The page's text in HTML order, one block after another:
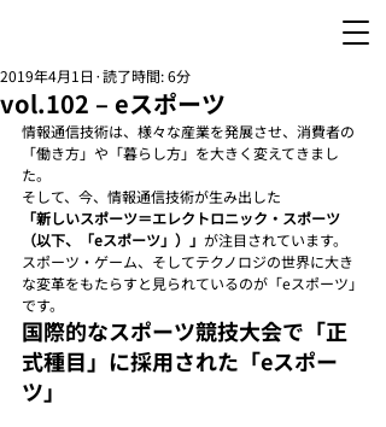
vol.102 – eスポーツ
2019年4月1日 読了時間: 6分
情報通信技術は、様々な産業を発展させ、消費者の
「働き方」や「暮らし方」を大きく変えてきまし
た。
そして、今、情報通信技術が生み出した
「新しいスポーツ＝エレクトロニック・スポーツ
（以下、「eスポーツ」）」 が注目されています。
スポーツ・ゲーム、そしてテクノロジの世界に大き
な変革をもたらすと見られているのが「eスポーツ」
です。
国際的なスポーツ競技大会で「正
式種目」に採用された「eスポー
ツ」